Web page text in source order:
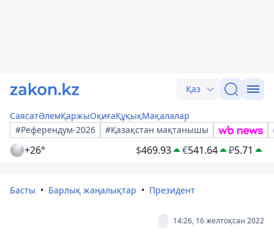
Қаз
СаясатӘлемҚаржыОқиғаҚұқықМақалалар
#Референдум-2026
#Қазақстан мақтанышы
+26° $469.93 €541.64 ₽5.71
Басты Барлық жаңалықтар Президент
14:26, 16 желтоқсан 2022